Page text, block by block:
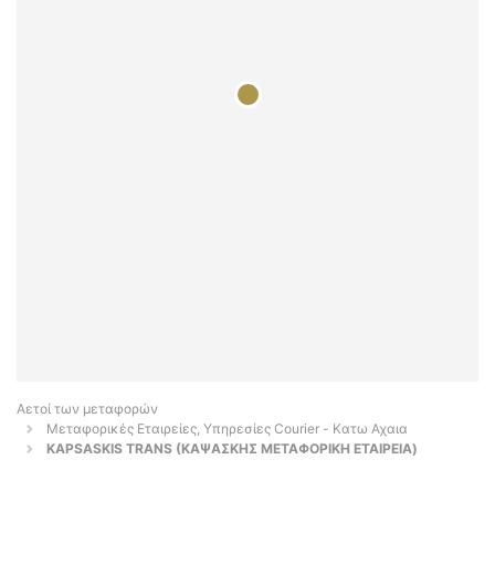
Αετοί των μεταφορών
Μεταφορικές Εταιρείες, Υπηρεσίες Courier - Κατω Αχαια
KAPSASKIS TRANS (ΚΑΨΑΣΚΗΣ ΜΕΤΑΦΟΡΙΚΗ ΕΤΑΙΡΕΙΑ)